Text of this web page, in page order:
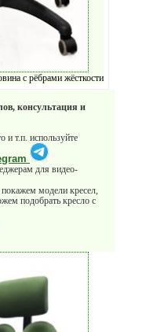
с рёбрами жёсткости
консультация и
т.п. используйте
для видео-
модели кресел,
подобрать кресло с